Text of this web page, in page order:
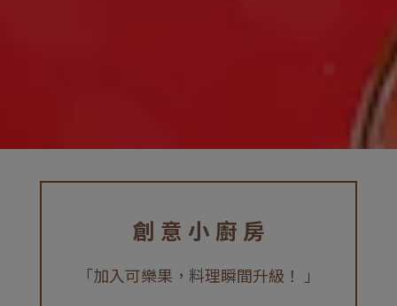
創 意 小 廚 房
「加入可樂果，料理瞬間升級！ 」